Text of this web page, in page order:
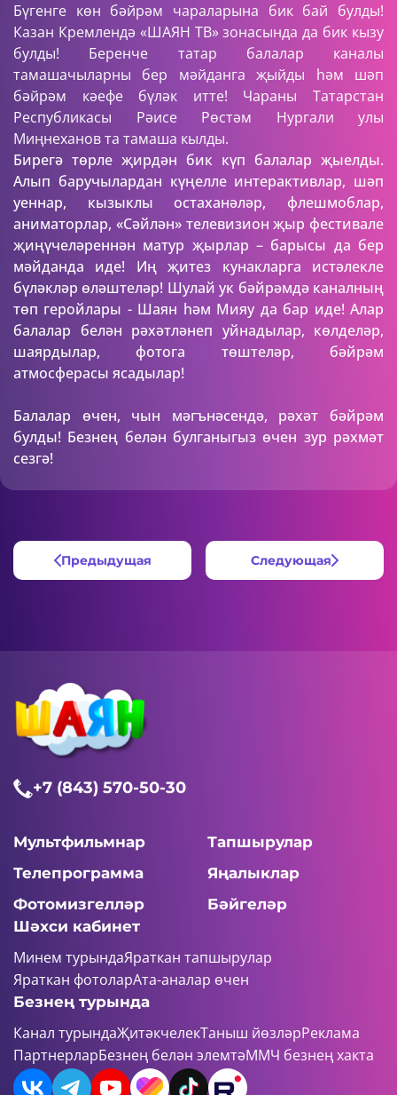
Бүгенге көн бәйрәм чараларына бик бай булды!
Казан Кремлендә «ШАЯН ТВ» зонасында да бик кызу
булды! Беренче татар балалар каналы
тамашачыларны бер мәйданга җыйды һәм шәп
бәйрәм кәефе бүләк итте! Чараны Татарстан
Республикасы Рәисе Рөстәм Нургали улы
Миңнеханов та тамаша кылды.
Бирегә төрле җирдән бик күп балалар җыелды.
Алып баручылардан күңелле интерактивлар, шәп
уеннар, кызыклы остаханәләр, флешмоблар,
аниматорлар, «Сәйлән» телевизион җыр фестивале
җиңүчеләреннән матур җырлар – барысы да бер
мәйданда иде! Иң җитез кунакларга истәлекле
бүләкләр өләштеләр! Шулай ук бәйрәмдә каналның
төп геройлары - Шаян һәм Мияу да бар иде! Алар
балалар белән рәхәтләнеп уйнадылар, көлделәр,
шаярдылар, фотога төштеләр, бәйрәм
атмосферасы ясадылар!
Балалар өчен, чын мәгънәсендә, рәхәт бәйрәм
булды! Безнең белән булганыгыз өчен зур рәхмәт
сезгә!
Предыдущая Следующая
+7 (843) 570-50-30
Мультфильмнар
Тапшырулар
Телепрограмма
Яңалыклар
Фотомизгелләр
Бәйгеләр
Шәхси кабинет
Минем турындаЯраткан тапшырулар
Яраткан фотоларАта-аналар өчен
Безнең турында
Канал турындаҖитәкчелекТаныш йөзләрРеклама
ПартнерларБезнең белән элемтәММЧ безнең хакта